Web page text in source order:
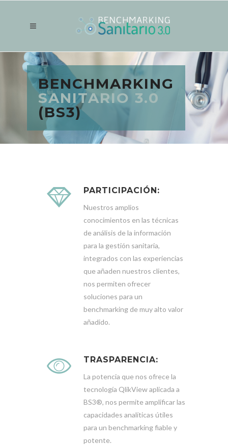
BENCHMARKING
SANITARIO 3.0
(BS3)
PARTICIPACIÓN:
Nuestros amplios
conocimientos en las técnicas
de análisis de la información
para la gestión sanitaria,
integrados con las experiencias
que añaden nuestros clientes,
nos permiten ofrecer
soluciones para un
benchmarking de muy alto valor
añadido.
TRASPARENCIA:
La potencia que nos ofrece la
tecnología QlikView aplicada a
BS3®, nos permite amplificar las
capacidades analíticas útiles
para un benchmarking fiable y
potente.